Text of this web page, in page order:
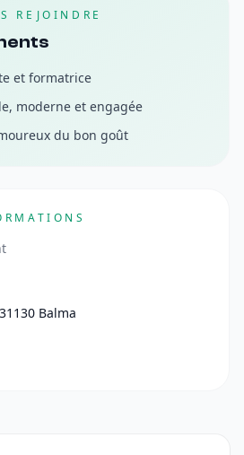
REJOINDRE
et formatrice
moderne et engagée
du bon goût
Balma